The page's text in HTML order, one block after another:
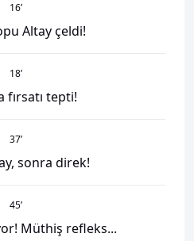
16’
Altay çeldi!
18’
fırsatı tepti!
37’
sonra direk!
45’
Müthiş refleks...